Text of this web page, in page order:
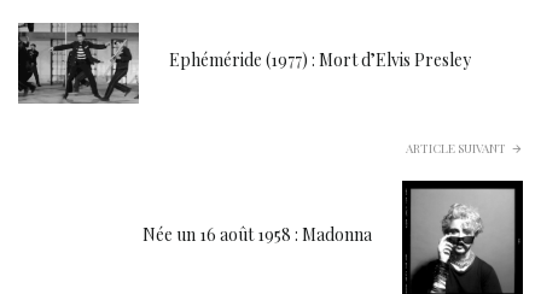
Ephéméride (1977) : Mort d’Elvis Presley
ARTICLE SUIVANT
Née un 16 août 1958 : Madonna